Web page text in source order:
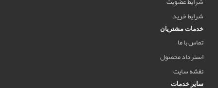
شرایط خرید
خدمات مشتریان
تماس با ما
استرداد محصول
نقشه سایت
سایر خدمات